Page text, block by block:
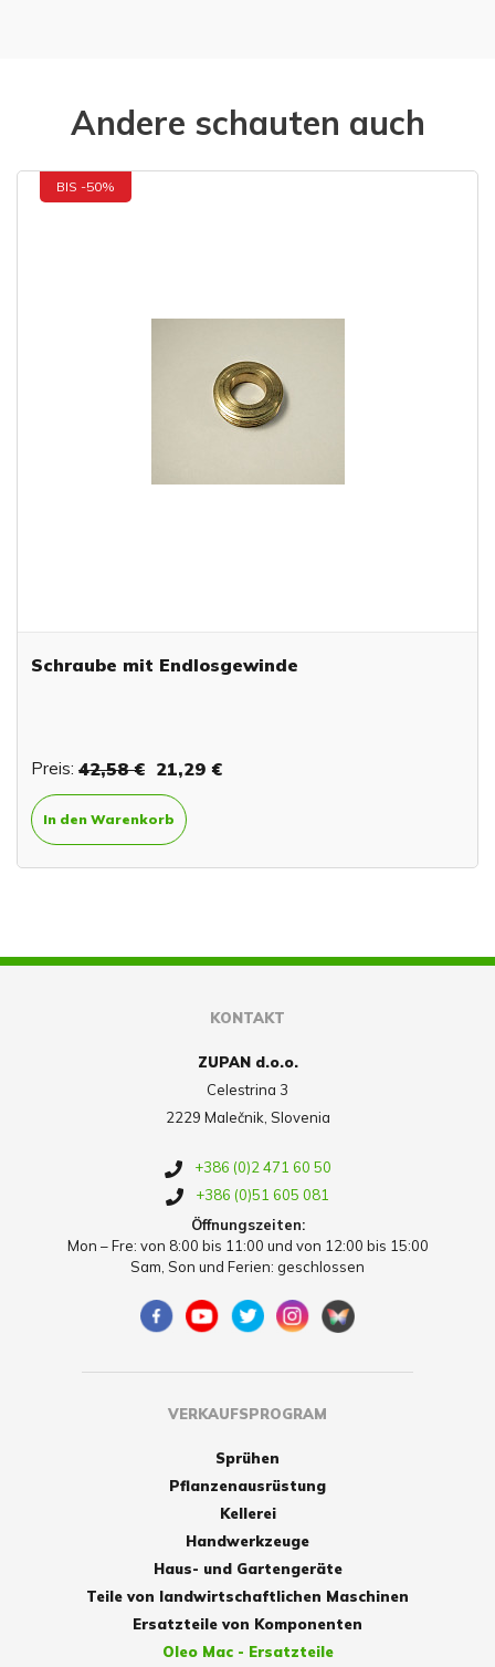
Andere schauten auch
BIS -50%
Schraube mit Endlosgewinde
Preis: 42,58 € 21,29 €
In den Warenkorb
KONTAKT
ZUPAN d.o.o.
Celestrina 3
2229 Malečnik, Slovenia
+386 (0)2 471 60 50
+386 (0)51 605 081
Öffnungszeiten:
Mon – Fre: von 8:00 bis 11:00 und von 12:00 bis 15:00
Sam, Son und Ferien: geschlossen
VERKAUFSPROGRAM
Sprühen
Pflanzenausrüstung
Kellerei
Handwerkzeuge
Haus- und Gartengeräte
Teile von landwirtschaftlichen Maschinen
Ersatzteile von Komponenten
Oleo Mac - Ersatzteile